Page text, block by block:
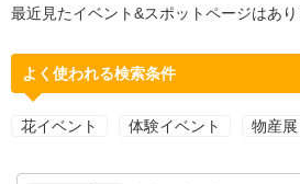
最近見たイベント&スポットページはあり
よく使われる検索条件
花イベント 体験イベント 物産